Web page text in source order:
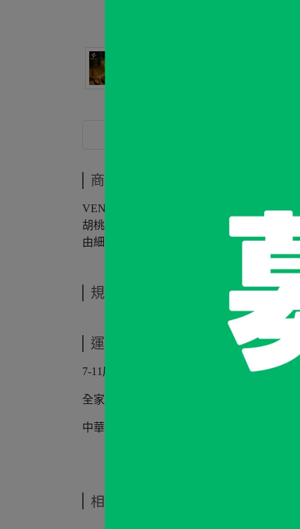
商品介紹
VENTLAX LANTERN STAND
胡桃木燈座+黃銅燈柱
由細心製作的工匠用蜂蠟雙層塗裝，展現
規格說明
運送方式
7-11店到店 (貨到付款/貨到不付款)
全家店到店 (貨到付款/貨到不付款)
中華郵政
相關商品